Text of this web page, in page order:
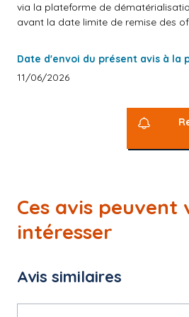
via la plateforme de
avant la date limite de remise des
Date d'envoi du présent avis à la
11/06/2026
Ces avis peuvent
intéresser
Avis similaires